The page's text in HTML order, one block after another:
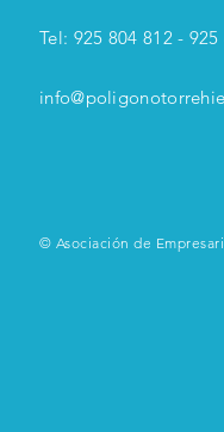
Tel: 925 804 812 - 925
© Asociación de